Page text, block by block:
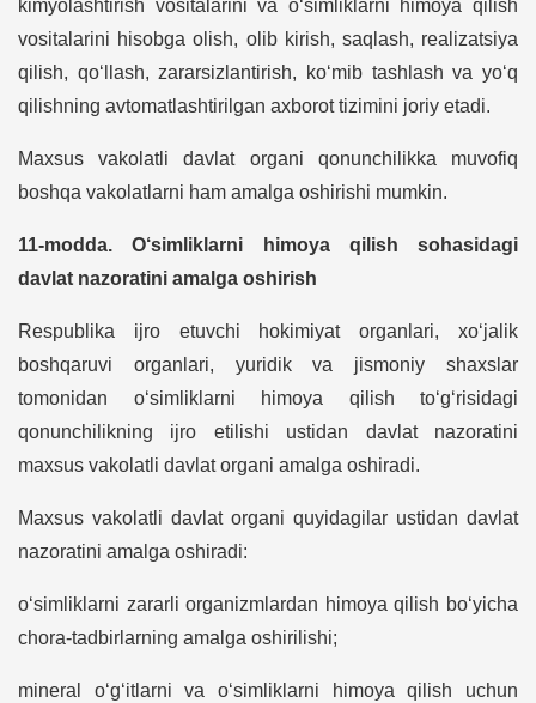
kimyolashtirish vositalarini va o‘simliklarni himoya qilish
vositalarini hisobga olish, olib kirish, saqlash, realizatsiya
qilish, qo‘llash, zararsizlantirish, ko‘mib tashlash va yo‘q
qilishning avtomatlashtirilgan axborot tizimini joriy etadi.
Maxsus vakolatli davlat organi qonunchilikka muvofiq
boshqa vakolatlarni ham amalga oshirishi mumkin.
11-modda. O‘simliklarni himoya qilish sohasidagi
davlat nazoratini amalga oshirish
Respublika ijro etuvchi hokimiyat organlari, xo‘jalik
boshqaruvi organlari, yuridik va jismoniy shaxslar
tomonidan o‘simliklarni himoya qilish to‘g‘risidagi
qonunchilikning ijro etilishi ustidan davlat nazoratini
maxsus vakolatli davlat organi amalga oshiradi.
Maxsus vakolatli davlat organi quyidagilar ustidan davlat
nazoratini amalga oshiradi:
o‘simliklarni zararli organizmlardan himoya qilish bo‘yicha
chora-tadbirlarning amalga oshirilishi;
mineral o‘g‘itlarni va o‘simliklarni himoya qilish uchun